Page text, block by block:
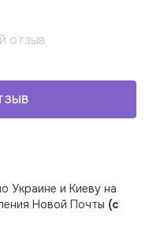
отзыв
Украине и Киеву на
Новой Почты (с